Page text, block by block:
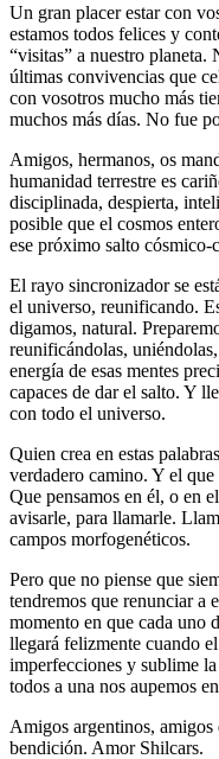
Un gran placer estar con
estamos todos felices y
“visitas” a nuestro planeta.
últimas convivencias que
con vosotros mucho más
muchos más días. No fue
Amigos, hermanos, os
humanidad terrestre es
disciplinada, despierta,
posible que el cosmos
ese próximo salto cósmico-
El rayo sincronizador se
el universo, reunificando.
digamos, natural.
reunificándolas,
energía de esas mentes
capaces de dar el salto. Y
con todo el universo.
Quien crea en estas
verdadero camino. Y el que
Que pensamos en él, o en
avisarle, para llamarle.
campos morfogenéticos.
Pero que no piense que
tendremos que renunciar a
momento en que cada uno
llegará felizmente cuando
imperfecciones y sublime
todos a una nos aupemos
Amigos argentinos,
bendición. Amor Shilcars.